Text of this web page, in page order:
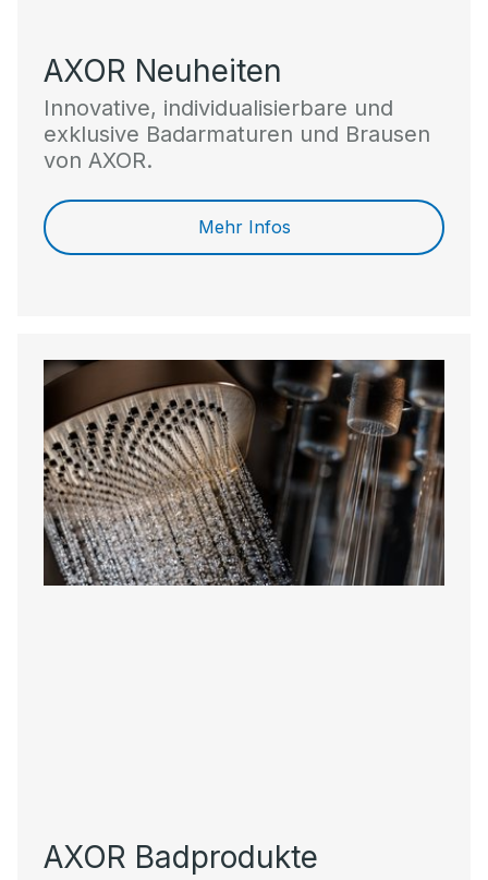
AXOR Neuheiten
Innovative, individualisierbare und
exklusive Badarmaturen und Brausen
von AXOR.
Mehr Infos
AXOR Badprodukte